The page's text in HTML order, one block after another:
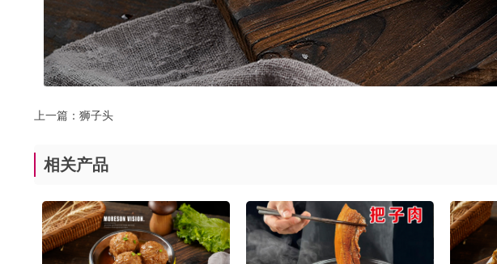
上一篇： 狮子头
相关产品